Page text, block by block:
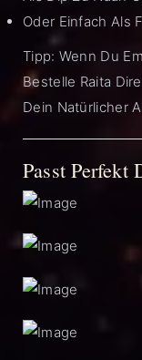
Oder Einfach Als
Tipp: Wenn Du
Bestelle Raita
Dein Natürlicher
Passt